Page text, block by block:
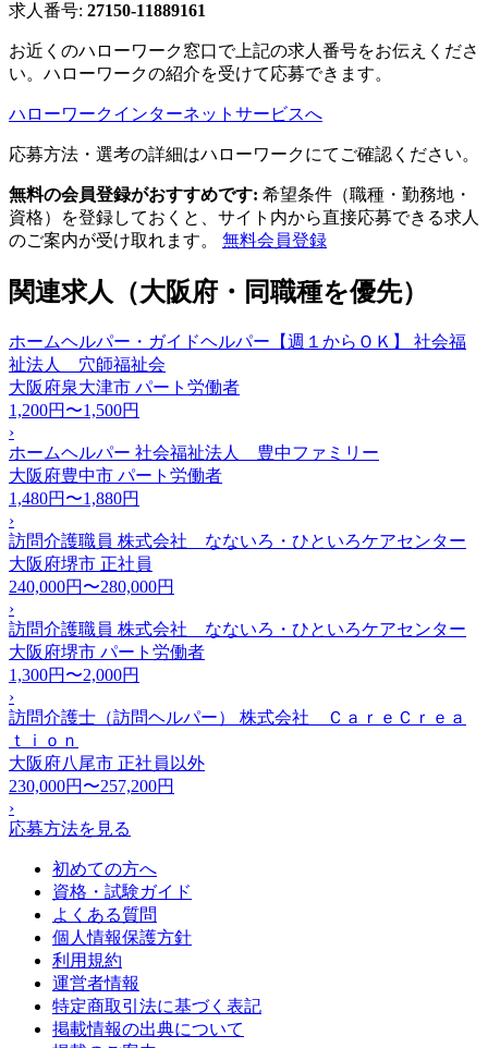
求人番号: 27150-11889161
お近くのハローワーク窓口で上記の求人番号をお伝えくださ
い。ハローワークの紹介を受けて応募できます。
ハローワークインターネットサービスへ
応募方法・選考の詳細はハローワークにてご確認ください。
無料の会員登録がおすすめです: 希望条件（職種・勤務地・
資格）を登録しておくと、サイト内から直接応募できる求人
のご案内が受け取れます。 無料会員登録
関連求人（大阪府・同職種を優先）
ホームヘルパー・ガイドヘルパー【週１からＯＫ】 社会福
祉法人 穴師福祉会
大阪府泉大津市 パート労働者
1,200円〜1,500円
›
ホームヘルパー 社会福祉法人 豊中ファミリー
大阪府豊中市 パート労働者
1,480円〜1,880円
›
訪問介護職員 株式会社 なないろ・ひといろケアセンター
大阪府堺市 正社員
240,000円〜280,000円
›
訪問介護職員 株式会社 なないろ・ひといろケアセンター
大阪府堺市 パート労働者
1,300円〜2,000円
›
訪問介護士（訪問ヘルパー） 株式会社 ＣａｒｅＣｒｅａ
ｔｉｏｎ
大阪府八尾市 正社員以外
230,000円〜257,200円
›
応募方法を見る
初めての方へ
資格・試験ガイド
よくある質問
個人情報保護方針
利用規約
運営者情報
特定商取引法に基づく表記
掲載情報の出典について